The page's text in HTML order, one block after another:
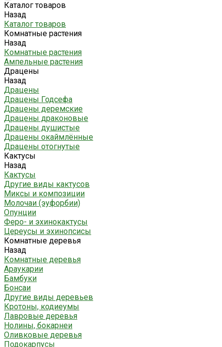
Каталог товаров
Назад
Каталог товаров
Комнатные растения
Назад
Комнатные растения
Ампельные растения
Драцены
Назад
Драцены
Драцены Годсефа
Драцены деремские
Драцены драконовые
Драцены душистые
Драцены окаймлённые
Драцены отогнутые
Кактусы
Назад
Кактусы
Другие виды кактусов
Миксы и композиции
Молочаи (эуфорбии)
Опунции
Феро- и эхинокактусы
Цереусы и эхинопсисы
Комнатные деревья
Назад
Комнатные деревья
Араукарии
Бамбуки
Бонсаи
Другие виды деревьев
Кротоны, кодиеумы
Лавровые деревья
Нолины, бокарнеи
Оливковые деревья
Подокарпусы